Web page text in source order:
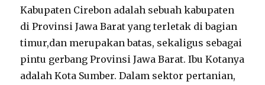
Kabupaten Cirebon adalah sebuah kabupaten
di Provinsi Jawa Barat yang terletak di bagian
timur,dan merupakan batas, sekaligus sebagai
pintu gerbang Provinsi Jawa Barat. Ibu Kotanya
adalah Kota Sumber. Dalam sektor pertanian,